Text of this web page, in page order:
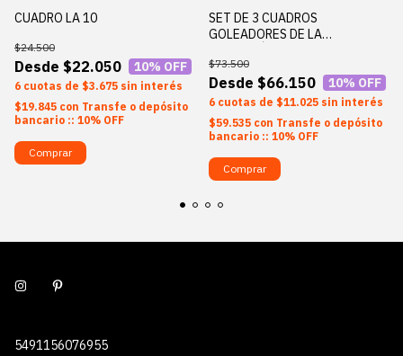
CUADRO LA 10
$22.050
$24.500
10% OFF
6 $3.675 sin interés
$19.845 con Transfe o depósito
bancario :: 10% OFF
Comprar
SET DE 3 CUADROS
GOLEADORES DE LA
$66.150
$73.500
10% OFF
6 $11.025 sin interés
$59.535 con Transfe o depósito
bancario :: 10% OFF
Comprar
5491156076955